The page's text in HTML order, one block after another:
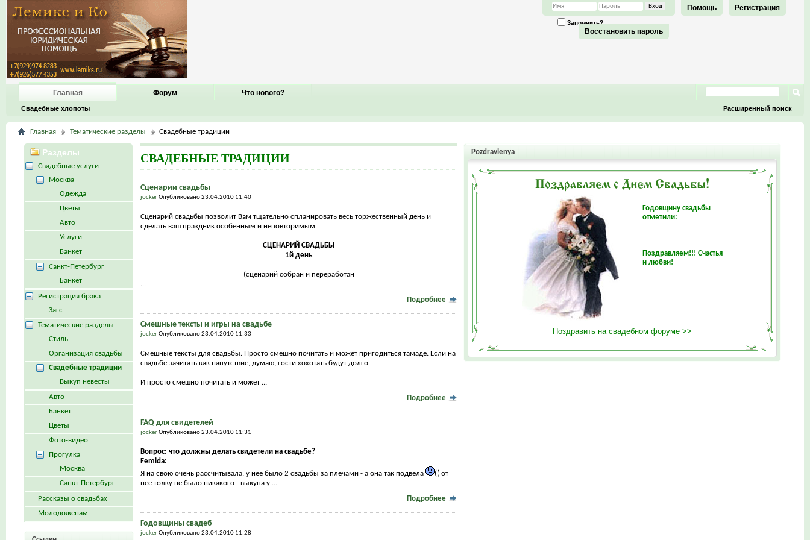
Регистрация
Помощь
Запомнить?
Восстановить пароль
Главная
Свадебные хлопоты
Форум Что нового?
Расширенный поиск
Главная Тематические разделы Свадебные традиции
СВАДЕБНЫЕ ТРАДИЦИИ
Сценарии свадьбы
jockerОпубликовано 23.04.2010 11:40
Сценарий свадьбы позволит Вам тщательно спланировать весь торжественный день и
сделать ваш праздник особенным и неповторимым.
СЦЕНАРИЙ СВАДЬБЫ
1й день
(сценарий собран и переработан
...
Подробнее
Смешные тексты и игры на свадьбе
jockerОпубликовано 23.04.2010 11:33
Смешные тексты для свадьбы. Просто смешно почитать и может пригодиться тамаде. Если на
свадьбе зачитать как напутствие, думаю, гости хохотать будут долго.
И просто смешно почитать и может ...
Подробнее
FAQ для свидетелей
jockerОпубликовано 23.04.2010 11:31
Вопрос: что должны делать свидетели на свадьбе?
Femida:
Я на свою очень рассчитывала, у нее было 2 свадьбы за плечами - а она так подвела
(( от
нее толку не было никакого - выкупа у ...
Подробнее
Годовщины свадеб
jockerОпубликовано 23.04.2010 11:28
Pozdravlenya
Годовщину свадьбы
отметили:
Поздравляем!!! Счастья
и любви!
Поздравить на свадебном форуме >>
Разделы
Свадебные услуги
Москва
Одежда
Цветы
Авто
Услуги
Банкет
Санкт-Петербург
Банкет
Регистрация брака
Загс
Тематические разделы
Стиль
Организация свадьбы
Свадебные традиции
Выкуп невесты
Авто
Банкет
Цветы
Фото-видео
Прогулка
Москва
Санкт-Петербург
Рассказы о свадьбах
Молодоженам